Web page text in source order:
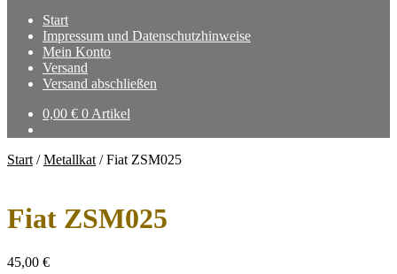
Start
Impressum und Datenschutzhinweise
Mein Konto
Versand
Versand abschließen
0,00 € 0 Artikel
Start /Metallkat /Fiat ZSM025
Fiat ZSM025
45,00 €